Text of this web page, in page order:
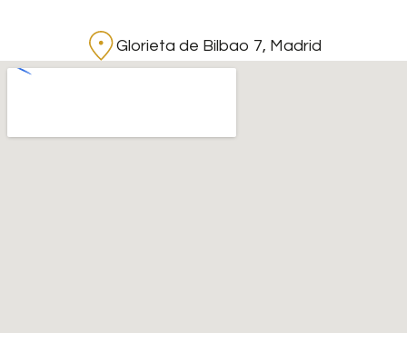
Glorieta de Bilbao 7, Madrid